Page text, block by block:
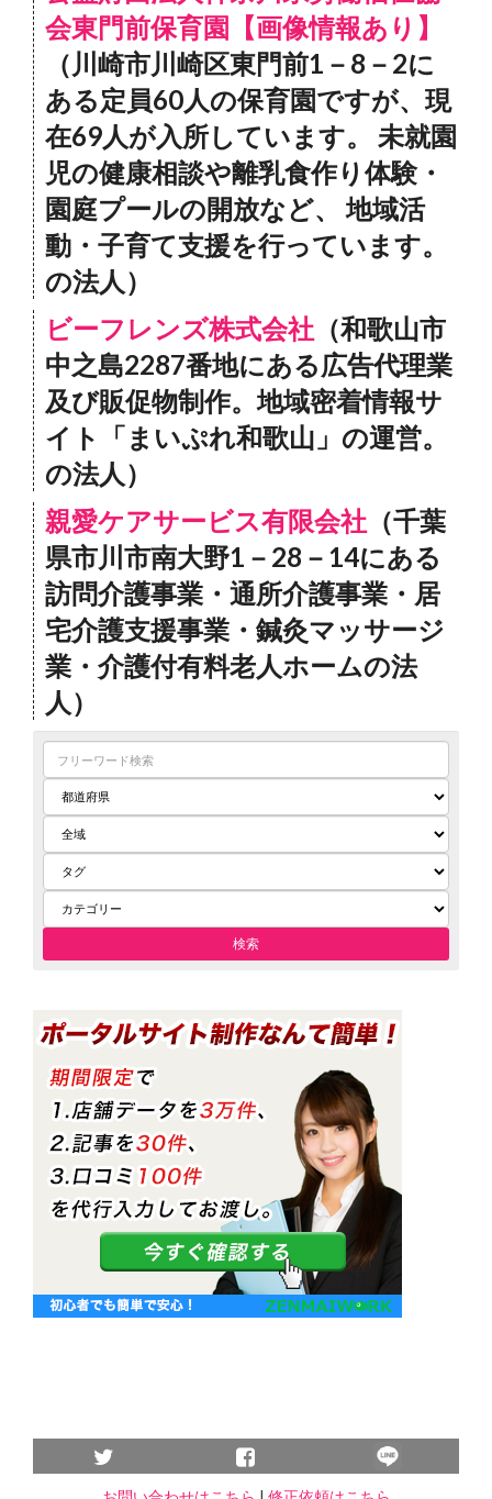
会東門前保育園【画像情報あり】
（川崎市川崎区東門前1－8－2に
ある定員60人の保育園ですが、現
在69人が入所しています。 未就園
児の健康相談や離乳食作り体験・
園庭プールの開放など、 地域活
動・子育て支援を行っています。
の法人）
ビーフレンズ株式会社 （和歌山市
中之島2287番地にある広告代理業
及び販促物制作。地域密着情報サ
イト「まいぷれ和歌山」の運営。
の法人）
親愛ケアサービス有限会社 （千葉
県市川市南大野1－28－14にある
訪問介護事業・通所介護事業・居
宅介護支援事業・鍼灸マッサージ
業・介護付有料老人ホームの法
人）